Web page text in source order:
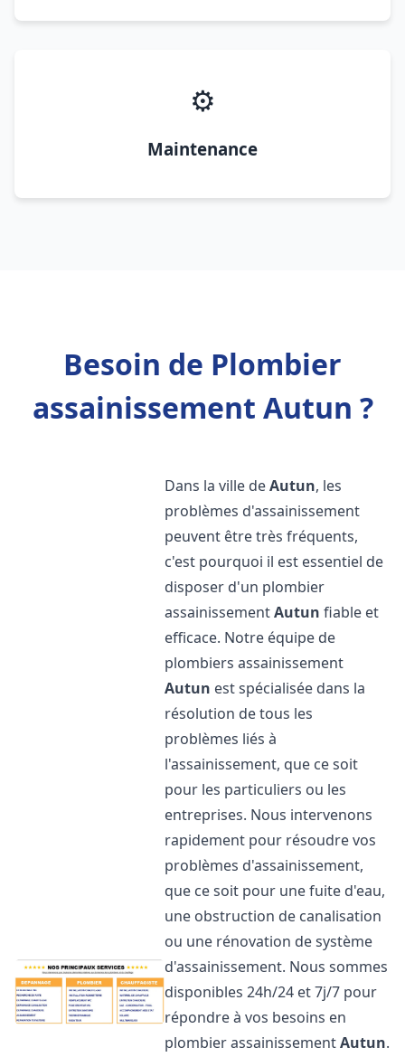
⚙️
Maintenance
Besoin de Plombier
assainissement Autun ?
Dans la ville deAutun, les
problèmes d'assainissement
peuvent être très fréquents,
c'est pourquoi il est essentiel de
disposer d'un plombier
assainissementAutun fiable et
efficace. Notre équipe de
plombiers assainissement
Autun est spécialisée dans la
résolution de tous les
problèmes liés à
l'assainissement, que ce soit
pour les particuliers ou les
entreprises. Nous intervenons
rapidement pour résoudre vos
problèmes d'assainissement,
que ce soit pour une fuite d'eau,
une obstruction de canalisation
ou une rénovation de système
d'assainissement. Nous sommes
disponibles 24h/24 et 7j/7 pour
répondre à vos besoins en
plombier assainissementAutun.